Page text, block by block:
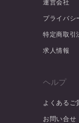
運営会社
プライバシ
特定商取引
求人情報
ヘルプ
よくあるご
お問い合せ